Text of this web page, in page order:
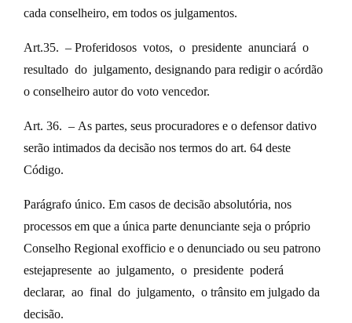
cada conselheiro, em todos os julgamentos.
Art.35. – Proferidosos votos, o presidente anunciará o
resultado do julgamento, designando para redigir o acórdão
o conselheiro autor do voto vencedor.
Art. 36. – As partes, seus procuradores e o defensor dativo
serão intimados da decisão nos termos do art. 64 deste
Código.
Parágrafo único. Em casos de decisão absolutória, nos
processos em que a única parte denunciante seja o próprio
Conselho Regional exofficio e o denunciado ou seu patrono
estejapresente ao julgamento, o presidente poderá
declarar, ao final do julgamento, o trânsito em julgado da
decisão.